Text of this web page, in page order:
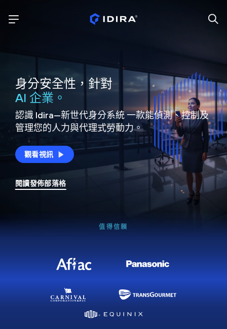
身分安全性，針對
AI 企業。
認識 Idira—新世代身分系統一款能偵測、控制及
管理您的人力與代理式勞動力。
觀看視訊
閱讀發佈部落格
值得信賴